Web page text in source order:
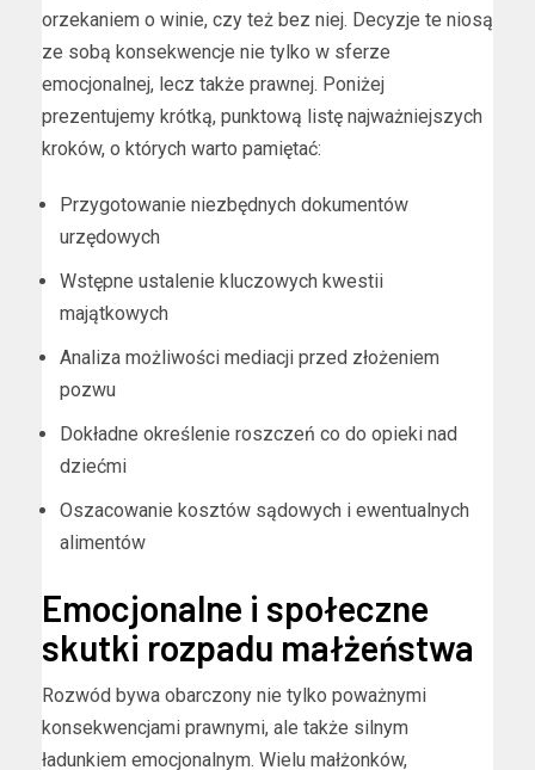
orzekaniem o winie, czy też bez niej. Decyzje te niosą
ze sobą konsekwencje nie tylko w sferze
emocjonalnej, lecz także prawnej. Poniżej
prezentujemy krótką, punktową listę najważniejszych
kroków, o których warto pamiętać:
Przygotowanie niezbędnych dokumentów
urzędowych
Wstępne ustalenie kluczowych kwestii
majątkowych
Analiza możliwości mediacji przed złożeniem
pozwu
Dokładne określenie roszczeń co do opieki nad
dziećmi
Oszacowanie kosztów sądowych i ewentualnych
alimentów
Emocjonalne i społeczne
skutki rozpadu małżeństwa
Rozwód bywa obarczony nie tylko poważnymi
konsekwencjami prawnymi, ale także silnym
ładunkiem emocjonalnym. Wielu małżonków,